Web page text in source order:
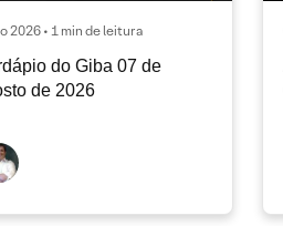
2026 • 1 min de leitura
do Giba 07 de
de 2026